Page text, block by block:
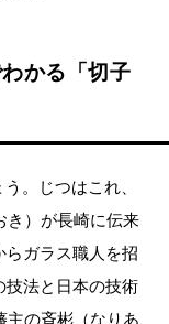
かる「切子
。じつはこれ、
き）が長崎に伝来
らガラス職人を招
技法と日本の技術
主の斉彬（なりあ